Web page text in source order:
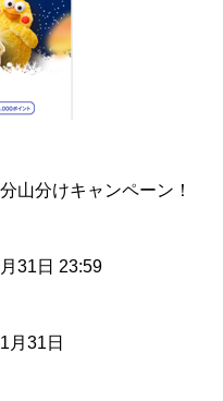
山分けキャンペーン！
31日 23:59
月31日